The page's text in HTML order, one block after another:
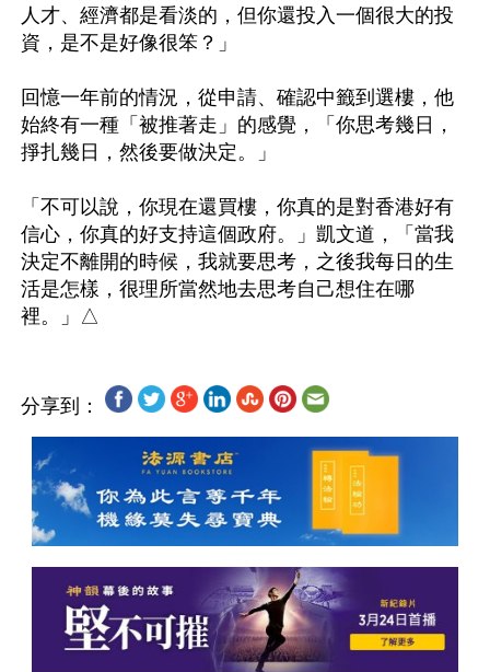
人才、經濟都是看淡的，但你還投入一個很大的投
資，是不是好像很笨？」
回憶一年前的情況，從申請、確認中籤到選樓，他
始終有一種「被推著走」的感覺，「你思考幾日，
掙扎幾日，然後要做決定。」
「不可以說，你現在還買樓，你真的是對香港好有
信心，你真的好支持這個政府。」凱文道，「當我
決定不離開的時候，我就要思考，之後我每日的生
活是怎樣，很理所當然地去思考自己想住在哪
分享到：